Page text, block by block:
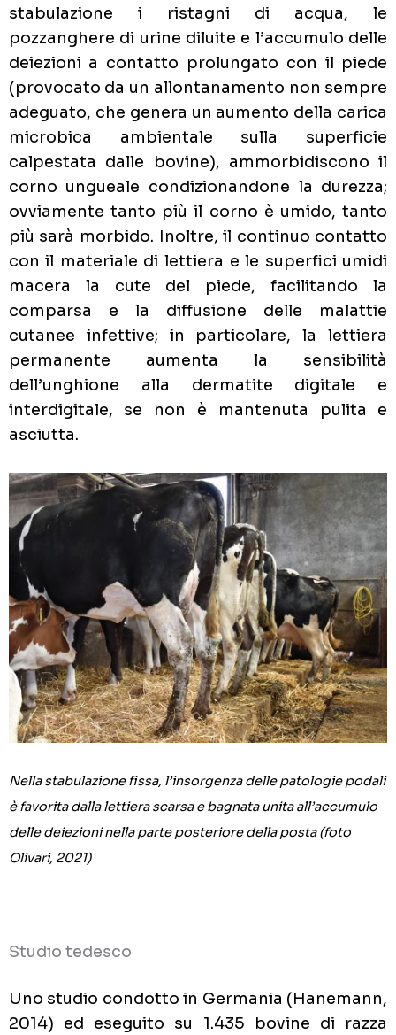
stabulazione i ristagni di acqua, le
pozzanghere di urine diluite e l’accumulo delle
deiezioni a contatto prolungato con il piede
(provocato da un allontanamento non sempre
adeguato, che genera un aumento della carica
microbica ambientale sulla superficie
calpestata dalle bovine), ammorbidiscono il
corno ungueale condizionandone la durezza;
ovviamente tanto più il corno è umido, tanto
più sarà morbido. Inoltre, il continuo contatto
con il materiale di lettiera e le superfici umidi
macera la cute del piede, facilitando la
comparsa e la diffusione delle malattie
cutanee infettive; in particolare, la lettiera
permanente aumenta la sensibilità
dell’unghione alla dermatite digitale e
interdigitale, se non è mantenuta pulita e
asciutta.
Nella stabulazione fissa, l’insorgenza delle patologie podali
è favorita dalla lettiera scarsa e bagnata unita all’accumulo
delledeiezioni nella parte posteriore della posta (foto
Olivari, 2021)
Studio tedesco
Uno studio condotto in Germania (Hanemann,
2014) ed eseguito su 1.435 bovine di razza